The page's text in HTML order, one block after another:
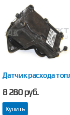
Датчик расхода
8 280 руб.
Купить